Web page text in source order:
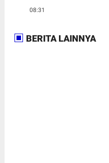
08:31
BERITA LAINNYA